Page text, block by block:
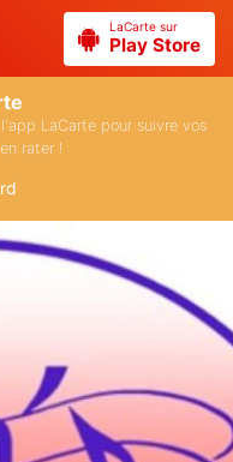
LaCarte sur
Play Store
LaCarte pour suivre vos
rater !